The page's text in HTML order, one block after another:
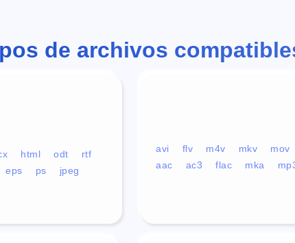
de archivos
html odt
rtf
eps ps
jpeg
avi flv m4v mkv
mov
aac
ac3 flac mka